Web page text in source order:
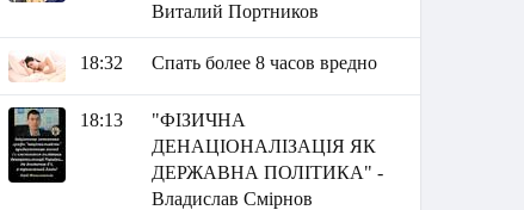
Виталий Портников
18:32 Спать более 8 часов вредно
18:13
"ФІЗИЧНА
ДЕНАЦІОНАЛІЗАЦІЯ ЯК
ДЕРЖАВНА ПОЛІТИКА" -
Владислав Смірнов